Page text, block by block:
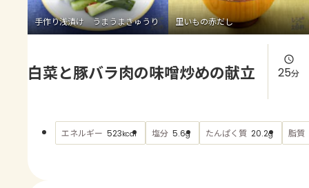
お買い物
AJINOMOTO PARK とは
手作り浅漬け うまうまきゅうり 里いもの赤だし
白菜と豚バラ肉の味噌炒めの献立 25分
エネルギー 523kcal 塩分 5.6g たんぱく質 20.2g 脂質